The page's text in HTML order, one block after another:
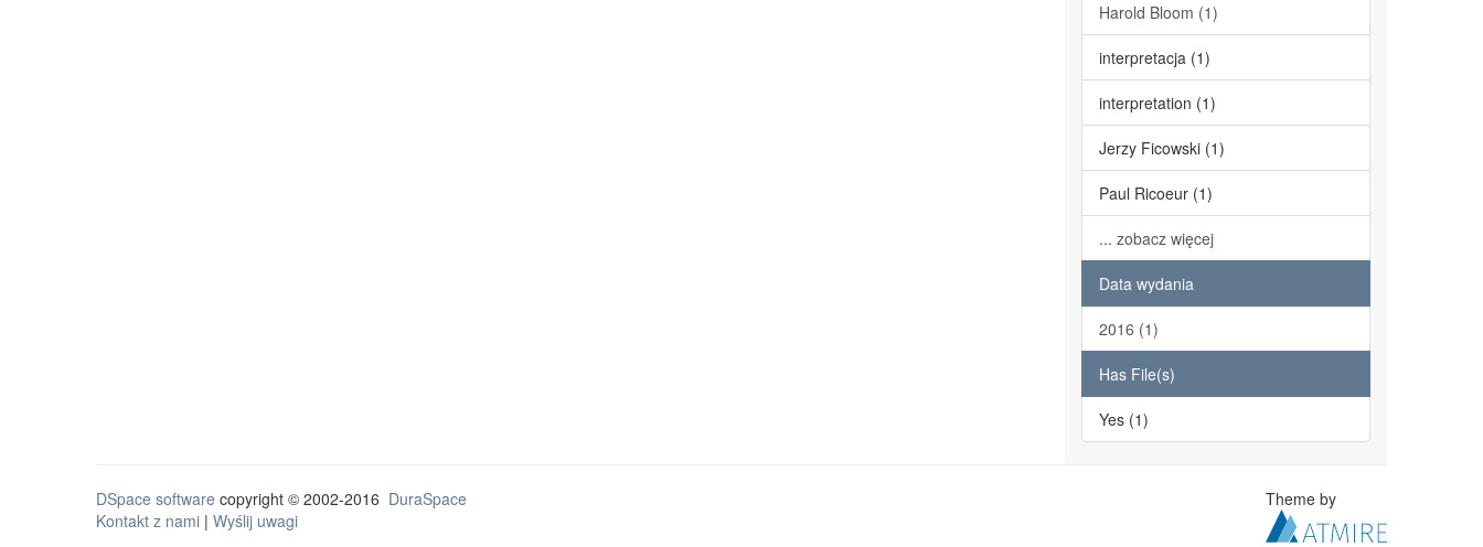
Harold Bloom (1)
interpretacja (1)
interpretation (1)
Jerzy Ficowski (1)
Paul Ricoeur (1)
... zobacz więcej
Data wydania
2016 (1)
Has File(s)
Yes (1)
DSpace software copyright © 2002-2016 DuraSpace
Kontakt z nami | Wyślij uwagi
Theme by